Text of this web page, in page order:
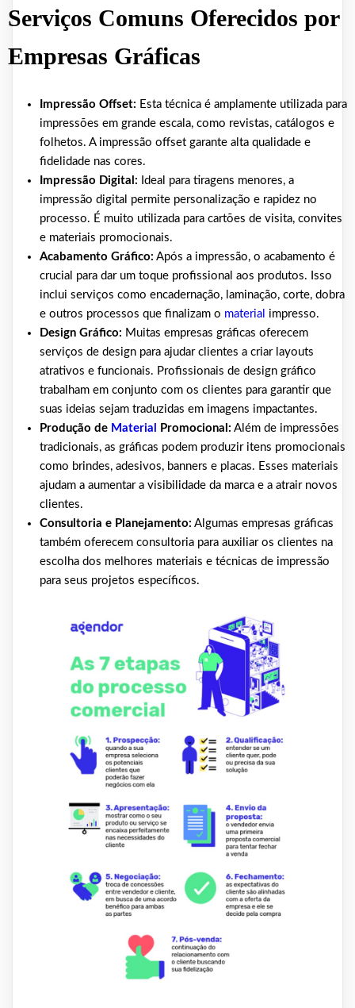
Serviços Comuns Oferecidos por
Empresas Gráficas
Impressão Offset: Esta técnica é amplamente utilizada para
impressões em grande escala, como revistas, catálogos e
folhetos. A impressão offset garante alta qualidade e
fidelidade nas cores.
Impressão Digital: Ideal para tiragens menores, a
impressão digital permite personalização e rapidez no
processo. É muito utilizada para cartões de visita, convites
e materiais promocionais.
Acabamento Gráfico: Após a impressão, o acabamento é
crucial para dar um toque profissional aos produtos. Isso
inclui serviços como encadernação, laminação, corte, dobra
e outros processos que finalizam o material impresso.
Design Gráfico: Muitas empresas gráficas oferecem
serviços de design para ajudar clientes a criar layouts
atrativos e funcionais. Profissionais de design gráfico
trabalham em conjunto com os clientes para garantir que
suas ideias sejam traduzidas em imagens impactantes.
Produção de Material Promocional: Além de impressões
tradicionais, as gráficas podem produzir itens promocionais
como brindes, adesivos, banners e placas. Esses materiais
ajudam a aumentar a visibilidade da marca e a atrair novos
clientes.
Consultoria e Planejamento: Algumas empresas gráficas
também oferecem consultoria para auxiliar os clientes na
escolha dos melhores materiais e técnicas de impressão
para seus projetos específicos.